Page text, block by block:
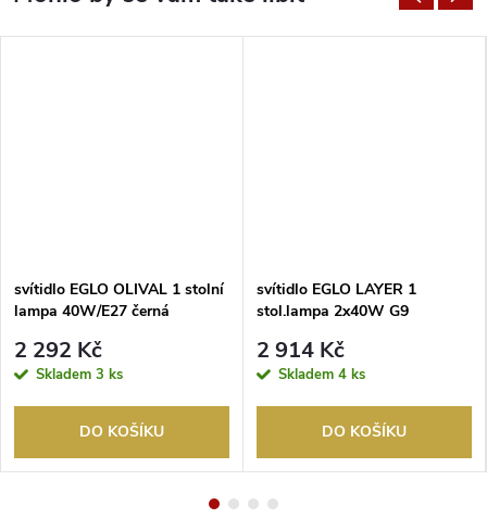
svítidlo EGLO OLIVAL 1 stolní
lampa 40W/E27 černá
2 292 Kč
Skladem 3 ks
DO KOŠÍKU
svítidlo EGLO LAYER 1
stol.lampa 2x40W G9
sklo, bílá
2 914 Kč
Skladem 4 ks
DO KOŠÍKU